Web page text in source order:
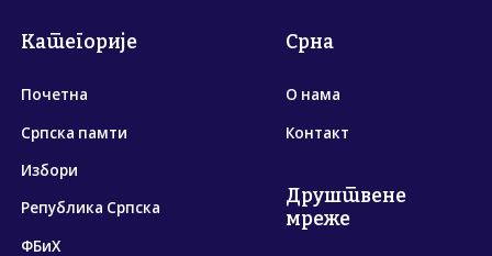
Категорије
Почетна
Српска памти
Избори
Република Српска
ФБиХ
Срна
О нама
Контакт
Друштвене
мреже